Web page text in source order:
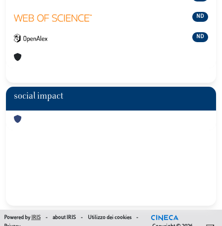
ND
ND
social impact
Powered by IRIS - about IRIS - Utilizzo dei cookies
-